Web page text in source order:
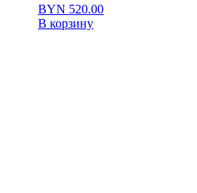
BYN 520.00
В корзину